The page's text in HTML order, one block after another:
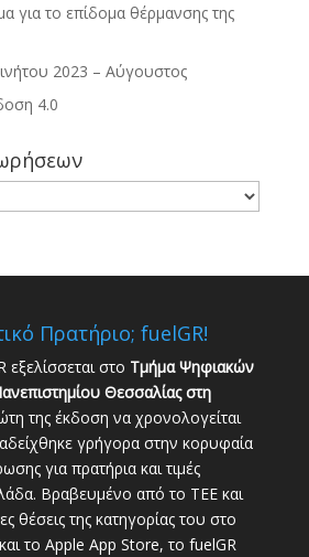
για το επίδομα θέρμανσης της
2023 – Αύγουστος
4.0
Πρατήριο; fuelGR!
στο Τμήμα Ψηφιακών
Θεσσαλίας στη
της έκδοση να χρονολογείται
γρήγορα στην κορυφαία
για πρατήρια και τιμές
Βραβευμένο από το ΤΕΕ και
θέσεις της κατηγορίας του στο
το Apple App Store, το fuelGR